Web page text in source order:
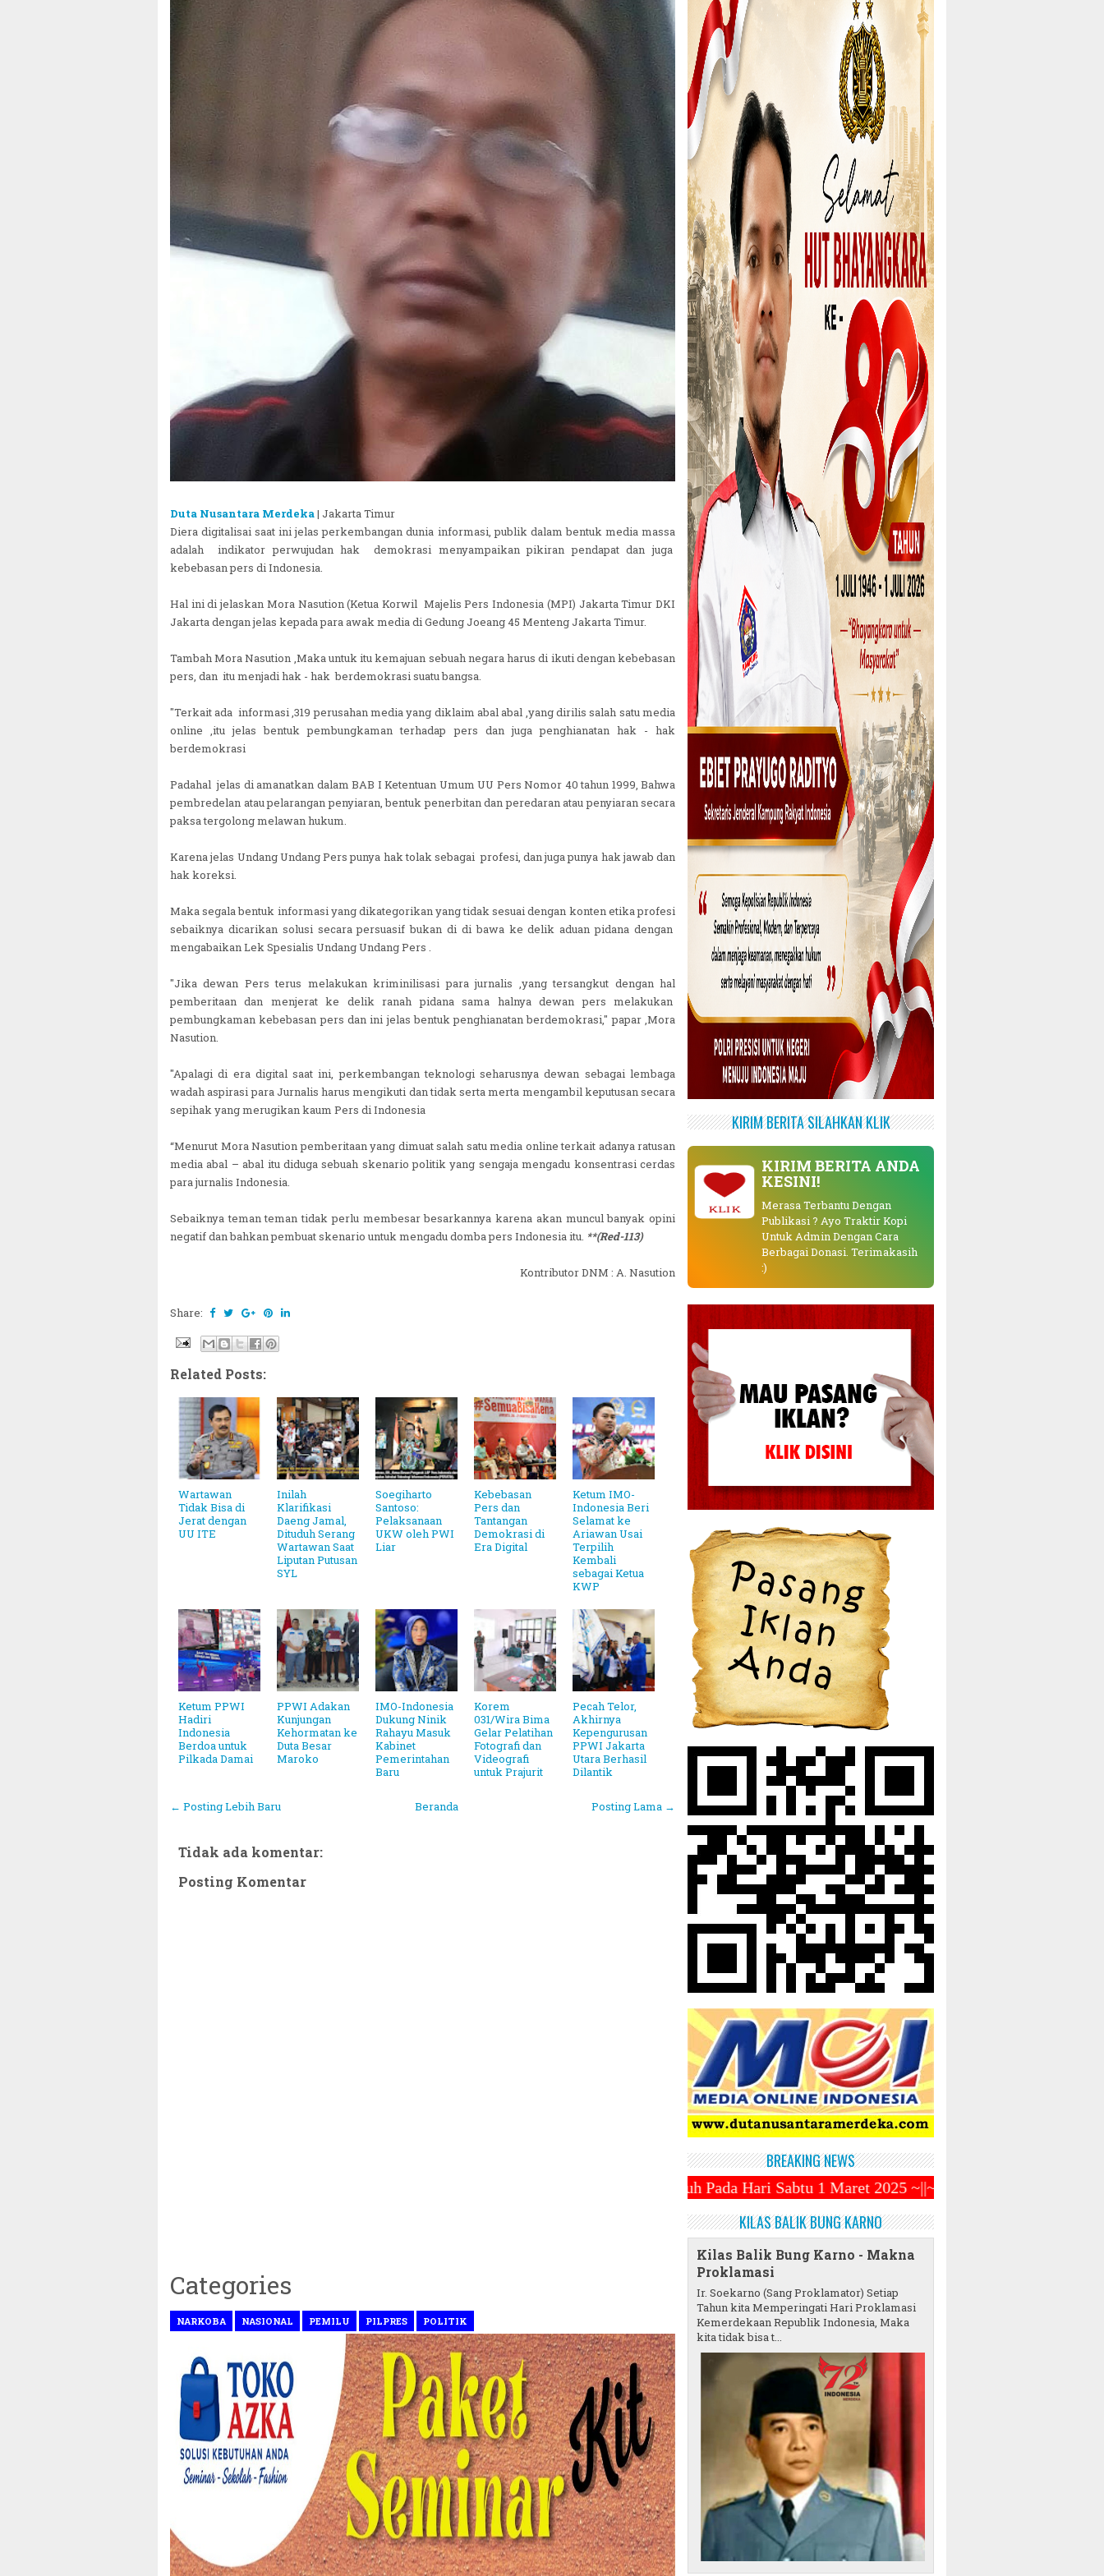
Duta Nusantara Merdeka| Jakarta Timur
Diera digitalisai saat ini jelas perkembangan dunia informasi, publik dalam bentuk media massa
adalah indikator perwujudan hak demokrasi menyampaikan pikiran pendapat dan juga
kebebasan pers di Indonesia.
Hal ini di jelaskan Mora Nasution (Ketua Korwil Majelis Pers Indonesia (MPI) Jakarta Timur DKI
Jakarta dengan jelas kepada para awak media di Gedung Joeang 45 Menteng Jakarta Timur.
Tambah Mora Nasution ,Maka untuk itu kemajuan sebuah negara harus di ikuti dengan kebebasan
pers, dan itu menjadi hak - hak berdemokrasi suatu bangsa.
"Terkait ada informasi ,319 perusahan media yang diklaim abal abal ,yang dirilis salah satu media
online ,itu jelas bentuk pembungkaman terhadap pers dan juga penghianatan hak - hak
berdemokrasi
Padahal jelas di amanatkan dalam BAB I Ketentuan Umum UU Pers Nomor 40 tahun 1999, Bahwa
pembredelan atau pelarangan penyiaran, bentuk penerbitan dan peredaran atau penyiaran secara
paksa tergolong melawan hukum.
Karena jelas Undang Undang Pers punya hak tolak sebagai profesi, dan juga punya hak jawab dan
hak koreksi.
Maka segala bentuk informasi yang dikategorikan yang tidak sesuai dengan konten etika profesi
sebaiknya dicarikan solusi secara persuasif bukan di di bawa ke delik aduan pidana dengan
mengabaikan Lek Spesialis Undang Undang Pers .
"Jika dewan Pers terus melakukan kriminilisasi para jurnalis ,yang tersangkut dengan hal
pemberitaan dan menjerat ke delik ranah pidana sama halnya dewan pers melakukan
pembungkaman kebebasan pers dan ini jelas bentuk penghianatan berdemokrasi," papar ,Mora
Nasution.
"Apalagi di era digital saat ini, perkembangan teknologi seharusnya dewan sebagai lembaga
wadah aspirasi para Jurnalis harus mengikuti dan tidak serta merta mengambil keputusan secara
sepihak yang merugikan kaum Pers di Indonesia
“Menurut Mora Nasution pemberitaan yang dimuat salah satu media online terkait adanya ratusan
media abal – abal itu diduga sebuah skenario politik yang sengaja mengadu konsentrasi cerdas
para jurnalis Indonesia.
Sebaiknya teman teman tidak perlu membesar besarkannya karena akan muncul banyak opini
negatif dan bahkan pembuat skenario untuk mengadu domba pers Indonesia itu. **(Red-113)
Kontributor DNM : A. Nasution
Share:
Related Posts:
Wartawan
Tidak Bisa di
Jerat dengan
UU ITE
Inilah
Klarifikasi
Daeng Jamal,
Dituduh Serang
Wartawan Saat
Liputan Putusan
SYL
Soegiharto
Santoso:
Pelaksanaan
UKW oleh PWI
Liar
Kebebasan
Pers dan
Tantangan
Demokrasi di
Era Digital
Ketum IMO-
Indonesia Beri
Selamat ke
Ariawan Usai
Terpilih
Kembali
sebagai Ketua
KWP
Ketum PPWI
Hadiri
Indonesia
Berdoa untuk
Pilkada Damai
PPWI Adakan
Kunjungan
Kehormatan ke
Duta Besar
Maroko
IMO-Indonesia
Dukung Ninik
Rahayu Masuk
Kabinet
Pemerintahan
Baru
Korem
031/Wira Bima
Gelar Pelatihan
Fotografi dan
Videografi
untuk Prajurit
Pecah Telor,
Akhirnya
Kepengurusan
PPWI Jakarta
Utara Berhasil
Dilantik
← Posting Lebih Baru Posting Lama →
Beranda
Tidak ada komentar:
Posting Komentar
Categories
NARKOBA NASIONAL PEMILU PILPRES POLITIK
KIRIM BERITA SILAHKAN KLIK
KLIK
KIRIM BERITA ANDA
KESINI!
Merasa Terbantu Dengan
Publikasi ? Ayo Traktir Kopi
Untuk Admin Dengan Cara
Berbagai Donasi. Terimakasih
:)
BREAKING NEWS
~||~ Muhammadiyah Tetapkan 1 Ramadhan 1446 Hijriah Jatuh Pada Hari Sabtu 1 Maret 2025 ~||~ 1 Syawal Jatuh Pada Tanggal 31
KILAS BALIK BUNG KARNO
Kilas Balik Bung Karno - Makna
Proklamasi
Ir. Soekarno (Sang Proklamator) Setiap
Tahun kita Memperingati Hari Proklamasi
Kemerdekaan Republik Indonesia, Maka
kita tidak bisa t...